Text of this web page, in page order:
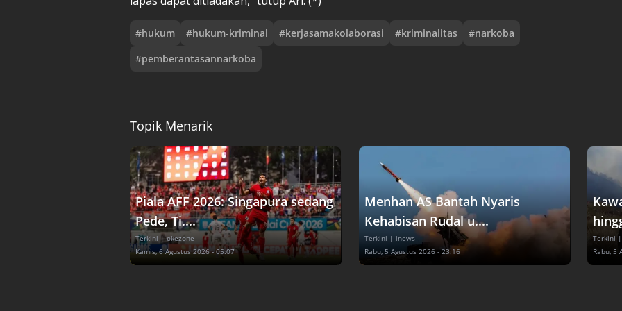
#hukum #hukum-kriminal #kerjasamakolaborasi #kriminalitas #narkoba
#pemberantasannarkoba
Topik Menarik
Piala AFF 2026: Singapura sedang
Pede, Ti....
Terkini | okezone
Kamis, 6 Agustus 2026 - 05:07
Menhan AS Bantah Nyaris
Kehabisan Rudal u....
Terkini | inews
Rabu, 5 Agustus 2026 - 23:16
Terkini
Rabu, 5